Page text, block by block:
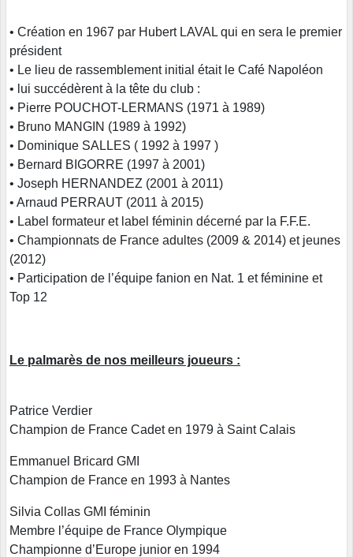
• Création en 1967 par Hubert LAVAL qui en sera le premier
président
• Le lieu de rassemblement initial était le Café Napoléon
• lui succédèrent à la tête du club :
• Pierre POUCHOT-LERMANS (1971 à 1989)
• Bruno MANGIN (1989 à 1992)
• Dominique SALLES ( 1992 à 1997 )
• Bernard BIGORRE (1997 à 2001)
• Joseph HERNANDEZ (2001 à 2011)
• Arnaud PERRAUT (2011 à 2015)
• Label formateur et label féminin décerné par la F.F.E.
• Championnats de France adultes (2009 & 2014) et jeunes
(2012)
• Participation de l’équipe fanion en Nat. 1 et féminine et
Top 12
Le palmarès de nos meilleurs joueurs :
Patrice Verdier
Champion de France Cadet en 1979 à Saint Calais
Emmanuel Bricard GMI
Champion de France en 1993 à Nantes
Silvia Collas GMI féminin
Membre l’équipe de France Olympique
Championne d’Europe junior en 1994